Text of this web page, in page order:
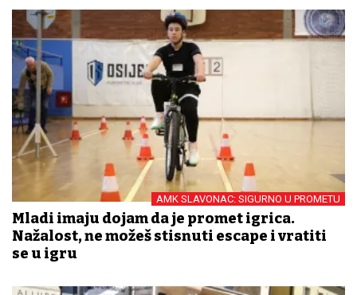
AMK SLAVONAC: SIGURNO U PROMETU
Mladi imaju dojam da je promet igrica.
Nažalost, ne možeš stisnuti escape i vratiti
se u igru